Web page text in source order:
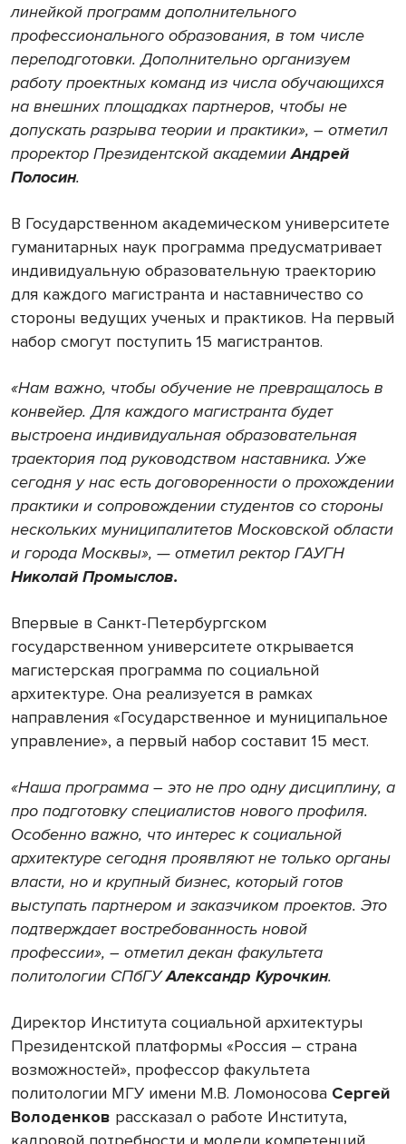
линейкой программ дополнительного
профессионального образования, в том числе
переподготовки. Дополнительно организуем
работу проектных команд из числа обучающихся
на внешних площадках партнеров, чтобы не
допускать разрыва теории и практики», – отметил
проректор Президентской академииАндрей
Полосин.
В Государственном академическом университете
гуманитарных наук программа предусматривает
индивидуальную образовательную траекторию
для каждого магистранта и наставничество со
стороны ведущих ученых и практиков. На первый
набор смогут поступить 15 магистрантов.
«Нам важно, чтобы обучение не превращалось в
конвейер. Для каждого магистранта будет
выстроена индивидуальная образовательная
траектория под руководством наставника. Уже
сегодня у нас есть договоренности о прохождении
практики и сопровождении студентов со стороны
нескольких муниципалитетов Московской области
и города Москвы», — отметил ректор ГАУГН
Николай Промыслов.
Впервые в Санкт-Петербургском
государственном университете открывается
магистерская программа по социальной
архитектуре. Она реализуется в рамках
направления «Государственное и муниципальное
управление», а первый набор составит 15 мест.
«Наша программа – это не про одну дисциплину, а
про подготовку специалистов нового профиля.
Особенно важно, что интерес к социальной
архитектуре сегодня проявляют не только органы
власти, но и крупный бизнес, который готов
выступать партнером и заказчиком проектов. Это
подтверждает востребованность новой
профессии», – отметил декан факультета
политологии СПбГУАлександр Курочкин.
Директор Института социальной архитектуры
Президентской платформы «Россия – страна
возможностей», профессор факультета
политологии МГУ имени М.В. Ломоносова Сергей
Володенков рассказал о работе Института,